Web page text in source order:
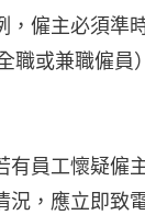
，僱主必須準
職或兼職僱員
有員工懷疑僱
況，應立即致